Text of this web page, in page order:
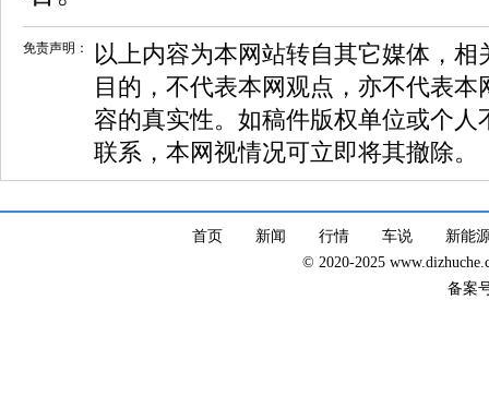
免责声明：
以上内容为本网站转自其它媒体，
目的，不代表本网观点，亦不代表
容的真实性。如稿件版权单位或个
联系，本网视情况可立即将其撤除。
首页 新闻 行情 车说
新能
© 2020-2025
备案